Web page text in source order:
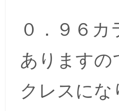
０．９６
ありますの
クレスに